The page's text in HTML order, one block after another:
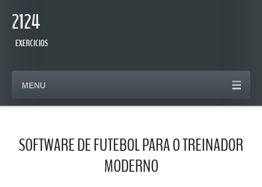
2124
EXERCICIOS
MENU
SOFTWARE DE FUTEBOL PARA O TREINADOR
MODERNO